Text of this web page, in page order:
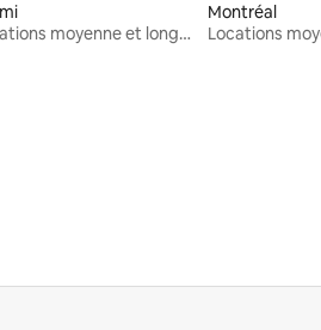
Locations moyenne et longue durée
Montréal